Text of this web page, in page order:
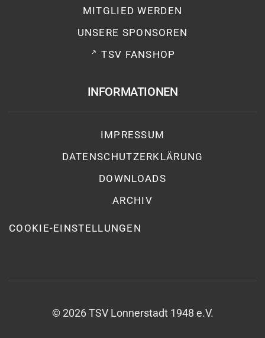
MITGLIED WERDEN
UNSERE SPONSOREN
TSV FANSHOP
INFORMATIONEN
IMPRESSUM
DATENSCHUTZ­ERKLÄRUNG
DOWNLOADS
ARCHIV
COOKIE-EINSTELLUNGEN
© 2026TSV Lonnerstadt 1948 e.V.